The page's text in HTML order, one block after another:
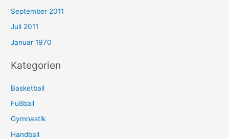
September 2011
Juli 2011
Januar 1970
Kategorien
Basketball
Fußball
Gymnastik
Handball